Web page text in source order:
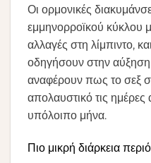
Οι ορμονικές
εμμηνορροϊκού κύκλου
αλλαγές στη λίμπιντο,
οδηγήσουν στην αύξηση
αναφέρουν πως το σεξ
απολαυστικό τις
υπόλοιπο μήνα.
Πιο μικρή διάρκεια